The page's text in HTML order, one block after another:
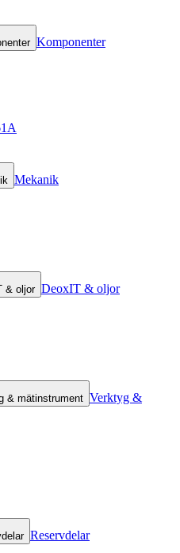
Komponenter
Mekanik
& oljor DeoxIT & oljor
& mätinstrument Verktyg &
Reservdelar